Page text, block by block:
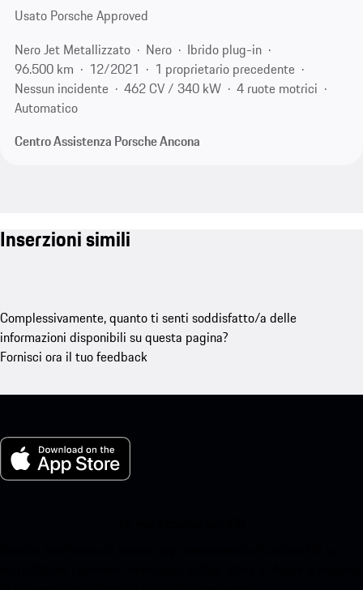
Usato Porsche Approved
Nero Jet Metallizzato
Nero
Ibrido plug-in
96.500 km
12/2021
1 proprietario precedente
Nessun incidente
462 CV / 340 kW
4 ruote motrici
Automatico
Centro Assistenza Porsche Ancona
Inserzioni simili
Complessivamente, quanto ti senti soddisfatto/a delle
informazioni disponibili su questa pagina?
Fornisci ora il tuo feedback